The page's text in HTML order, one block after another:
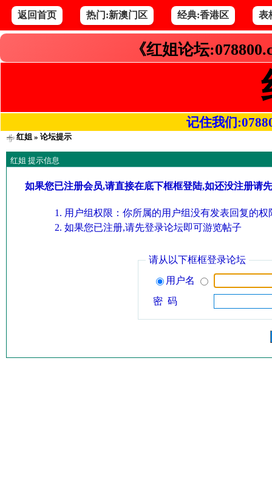
返回首页 热门:新澳门区 经典:香港区 表
《红姐论坛
记住我们
红姐» 论坛提示
红姐 提示信息
如果您已注册会员,请直接在底下框框登陆,如还没注册请
用户组权限：你所属的用户组没有发表回复的权
如果您已注册,请先登录论坛即可游览帖子
请从以下框框登录论坛
用户名
密 码